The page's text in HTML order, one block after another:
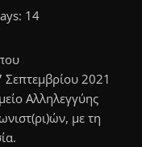
14
2021
Αλληλεγγύης
με τη